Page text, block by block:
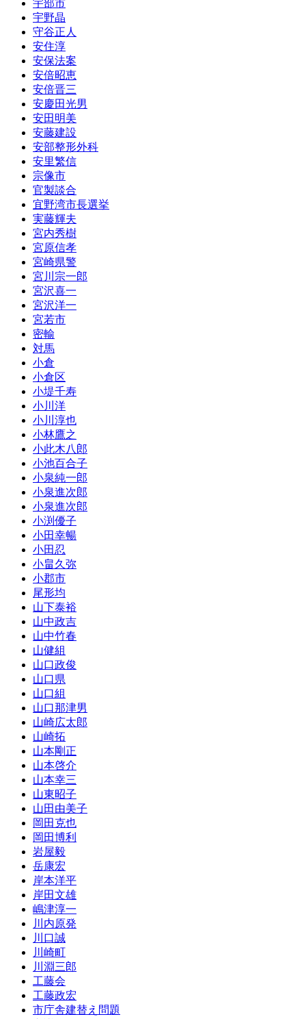
宇部市
宇野晶
守谷正人
安住淳
安保法案
安倍昭恵
安倍晋三
安慶田光男
安田明美
安藤建設
安部整形外科
安里繁信
宗像市
官製談合
宜野湾市長選挙
実藤輝夫
宮内秀樹
宮原信孝
宮崎県警
宮川宗一郎
宮沢喜一
宮沢洋一
宮若市
密輸
対馬
小倉
小倉区
小堤千寿
小川洋
小川淳也
小林鷹之
小此木八郎
小池百合子
小泉純一郎
小泉進次郎
小泉進次郎
小渕優子
小田幸暢
小田忍
小畠久弥
小郡市
尾形均
山下泰裕
山中政吉
山中竹春
山健組
山口政俊
山口県
山口組
山口那津男
山崎広太郎
山崎拓
山本剛正
山本啓介
山本幸三
山東昭子
山田由美子
岡田克也
岡田博利
岩屋毅
岳康宏
岸本洋平
岸田文雄
嶋津淳一
川内原発
川口誠
川崎町
川淵三郎
工藤会
工藤政宏
市庁舎建替え問題